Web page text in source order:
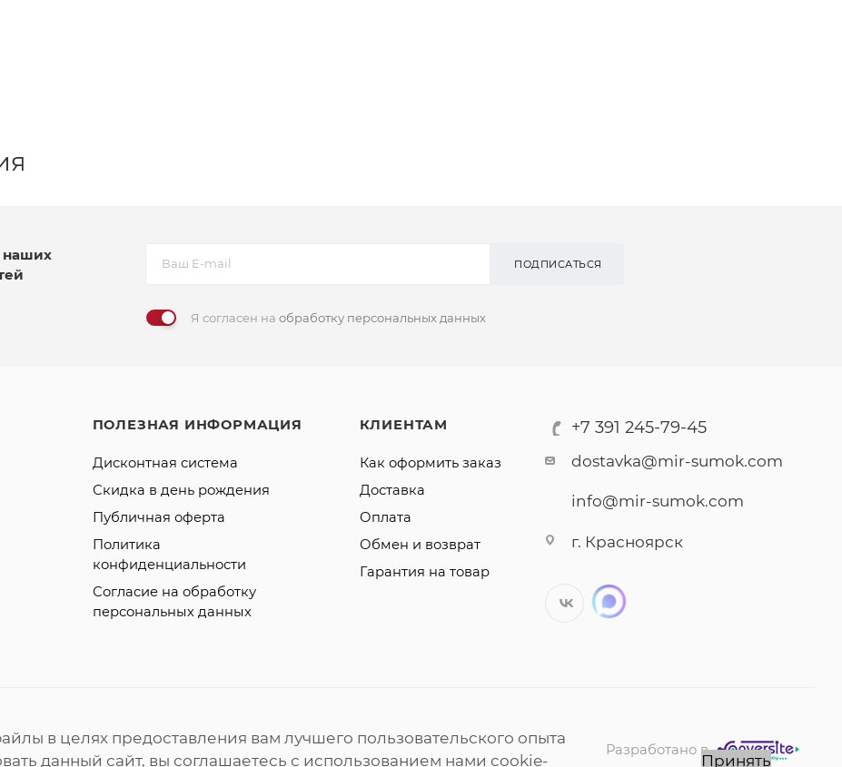
наших
ПОДПИСАТЬСЯ
Я согласен на обработку персональных данных
ПОЛЕЗНАЯ ИНФОРМАЦИЯ
Дисконтная система
Скидка в день рождения
Публичная оферта
Политика
конфиденциальности
Согласие на обработку
персональных данных
КЛИЕНТАМ
Как оформить заказ
Доставка
Оплата
Обмен и возврат
Гарантия на товар
+7 391 245-79-45
dostavka@mir-sumok.com
info@mir-sumok.com
г. Красноярск
Разработано в
в целях предоставления вам лучшего пользовательского опыта
данный сайт, вы соглашаетесь с использованием нами cookie-
Принять